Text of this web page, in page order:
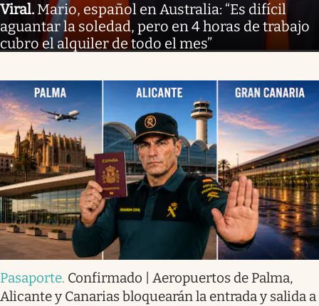
Viral. Mario, español en Australia: “Es difícil
aguantar la soledad, pero en 4 horas de trabajo
cubro el alquiler de todo el mes”
Pasaporte. Confirmado | Aeropuertos de Palma,
Alicante y Canarias bloquearán la entrada y salida a